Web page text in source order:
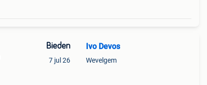
Bieden
7 jul 26
Ivo Devos
Wevelgem